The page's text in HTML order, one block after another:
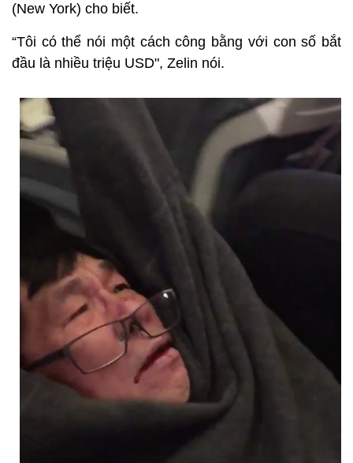
(New York) cho biết.
“Tôi có thể nói một cách công bằng với con số bắt
đầu là nhiều triệu USD", Zelin nói.